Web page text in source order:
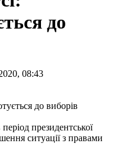
до
08:43
президентської
ситуації з правами